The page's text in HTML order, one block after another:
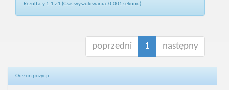
Rezultaty 1-1 z 1 (Czas wyszukiwania: 0.001 sekund).
poprzedni 1 następny
Odsłon pozycji: